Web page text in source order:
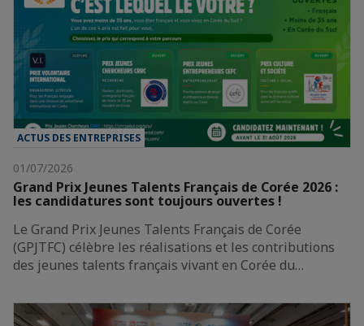
ACTUS DES ENTREPRISES
01/07/2026
Grand Prix Jeunes Talents Français de Corée 2026 :
les candidatures sont toujours ouvertes !
Le Grand Prix Jeunes Talents Français de Corée
(GPJTFC) célèbre les réalisations et les contributions
des jeunes talents français vivant en Corée du…